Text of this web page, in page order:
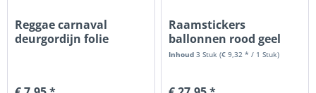
Reggae carnaval
deurgordijn folie
Raamstickers
ballonnen rood geel
groen carnaval
Inhoud3 Stuk(€ 9,32 * / 1 Stuk)